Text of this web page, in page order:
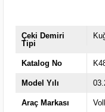
Çeki Demiri
Tipi
Katalog No
Model Yılı
Araç Markası